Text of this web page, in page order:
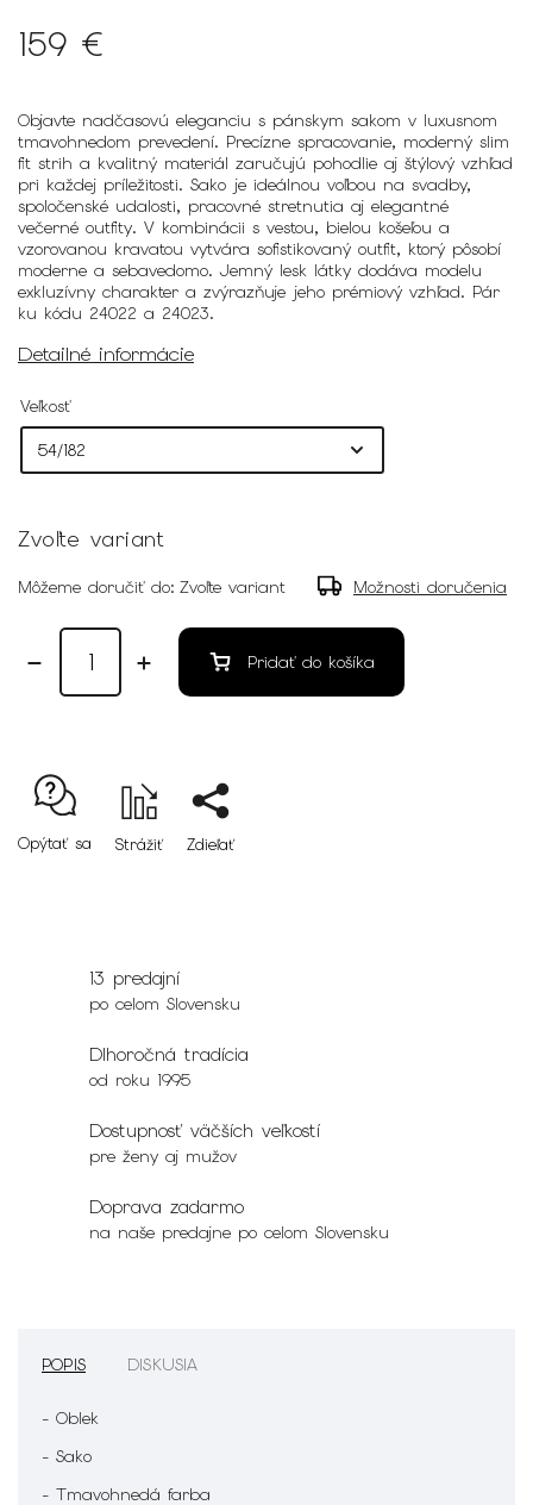
159 €
Objavte nadčasovú eleganciu s pánskym sakom v luxusnom
tmavohnedom prevedení. Precízne spracovanie, moderný slim
fit strih a kvalitný materiál zaručujú pohodlie aj štýlový vzhľad
pri každej príležitosti. Sako je ideálnou voľbou na svadby,
spoločenské udalosti, pracovné stretnutia aj elegantné
večerné outfity. V kombinácii s vestou, bielou košeľou a
vzorovanou kravatou vytvára sofistikovaný outfit, ktorý pôsobí
moderne a sebavedomo. Jemný lesk látky dodáva modelu
exkluzívny charakter a zvýrazňuje jeho prémiový vzhľad. Pár
ku kódu 24022 a 24023.
Detailné informácie
Veľkosť
Zvoľte variant
Môžeme doručiť do: Zvoľte variant Možnosti doručenia
Pridať do košíka
Opýtať sa Strážiť Zdieľať
13 predajní
po celom Slovensku
Dlhoročná tradícia
od roku 1995
Dostupnosť väčších veľkostí
pre ženy aj mužov
Doprava zadarmo
na naše predajne po celom Slovensku
POPIS DISKUSIA
- Oblek
- Sako
- Tmavohnedá farba